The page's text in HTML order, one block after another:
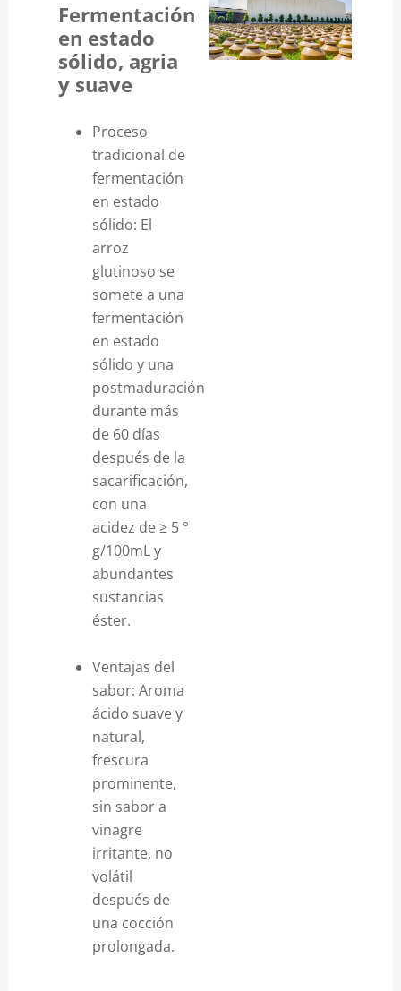
Fermentación
en estado
sólido, agria
y suave
Proceso
tradicional de
fermentación
en estado
sólido: El
arroz
glutinoso se
somete a una
fermentación
en estado
sólido y una
postmaduración
durante más
de 60 días
después de la
sacarificación,
con una
acidez de ≥ 5 °
g/100mL y
abundantes
sustancias
éster.
Ventajas del
sabor: Aroma
ácido suave y
natural,
frescura
prominente,
sin sabor a
vinagre
irritante, no
volátil
después de
una cocción
prolongada.